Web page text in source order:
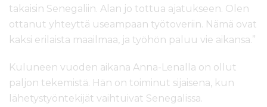
takaisin Senegaliin. Alan jo tottua ajatukseen. Olen
ottanut yhteyttä useampaan työtoveriin. Nämä ovat
kaksi erilaista maailmaa, ja työhön paluu vie aikansa.”
Kuluneen vuoden aikana Anna-Lenalla on ollut
paljon tekemistä. Hän on toiminut sijaisena, kun
lähetystyöntekijät vaihtuivat Senegalissa.